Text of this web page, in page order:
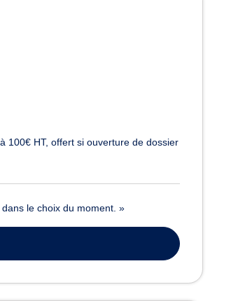
100€ HT, offert si ouverture de dossier
le choix du moment. »